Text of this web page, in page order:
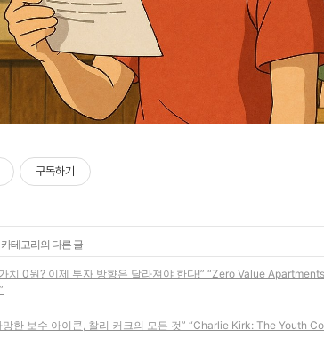
구독하기
테고리의 다른 글
치 0원? 이제 투자 방향은 달라져야 한다!” “Zero Value
망한 보수 아이콘, 찰리 커크의 모든 것” “Charlie Kirk: The Youth